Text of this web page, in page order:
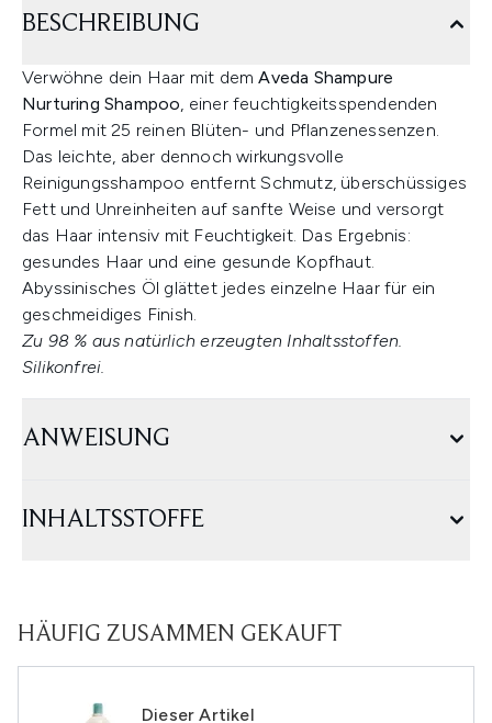
BESCHREIBUNG
Verwöhne dein Haar mit demAveda Shampure
Nurturing Shampoo, einer feuchtigkeitsspendenden
Formel mit 25 reinen Blüten- und Pflanzenessenzen.
Das leichte, aber dennoch wirkungsvolle
Reinigungsshampoo entfernt Schmutz, überschüssiges
Fett und Unreinheiten auf sanfte Weise und versorgt
das Haar intensiv mit Feuchtigkeit. Das Ergebnis:
gesundes Haar und eine gesunde Kopfhaut.
Abyssinisches Öl glättet jedes einzelne Haar für ein
geschmeidiges Finish.
Zu 98 % aus natürlich erzeugten Inhaltsstoffen.
Silikonfrei.
ANWEISUNG
INHALTSSTOFFE
HÄUFIG ZUSAMMEN GEKAUFT
Dieser Artikel